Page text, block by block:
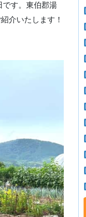
です。東伯郡湯
介いたします！